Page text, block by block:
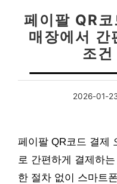
페이팔 QR코
매장에서 간
조건
2026-01-
페이팔 QR코드 결제
로 간편하게 결제하
한 절차 없이 스마트